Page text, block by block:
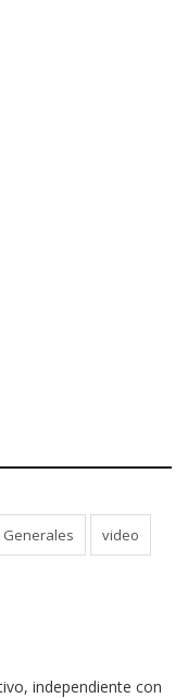
Generales video
independiente con